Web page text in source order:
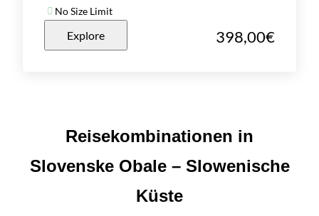
No Size Limit
Explore 398,00€
Reisekombinationen in
Slovenske Obale – Slowenische
Küste